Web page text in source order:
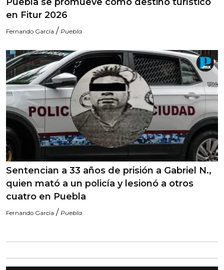
en Fitur 2026
Fernando García / Puebla
Sentencian a 33 años de prisión a Gabriel N.,
quien mató a un policía y lesionó a otros
cuatro en Puebla
Fernando García / Puebla